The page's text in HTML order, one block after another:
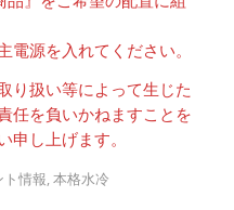
源を入れてください。
り扱い等によって生じた
任を負いかねますことを
申し上げます。
ト情報, 本格水冷